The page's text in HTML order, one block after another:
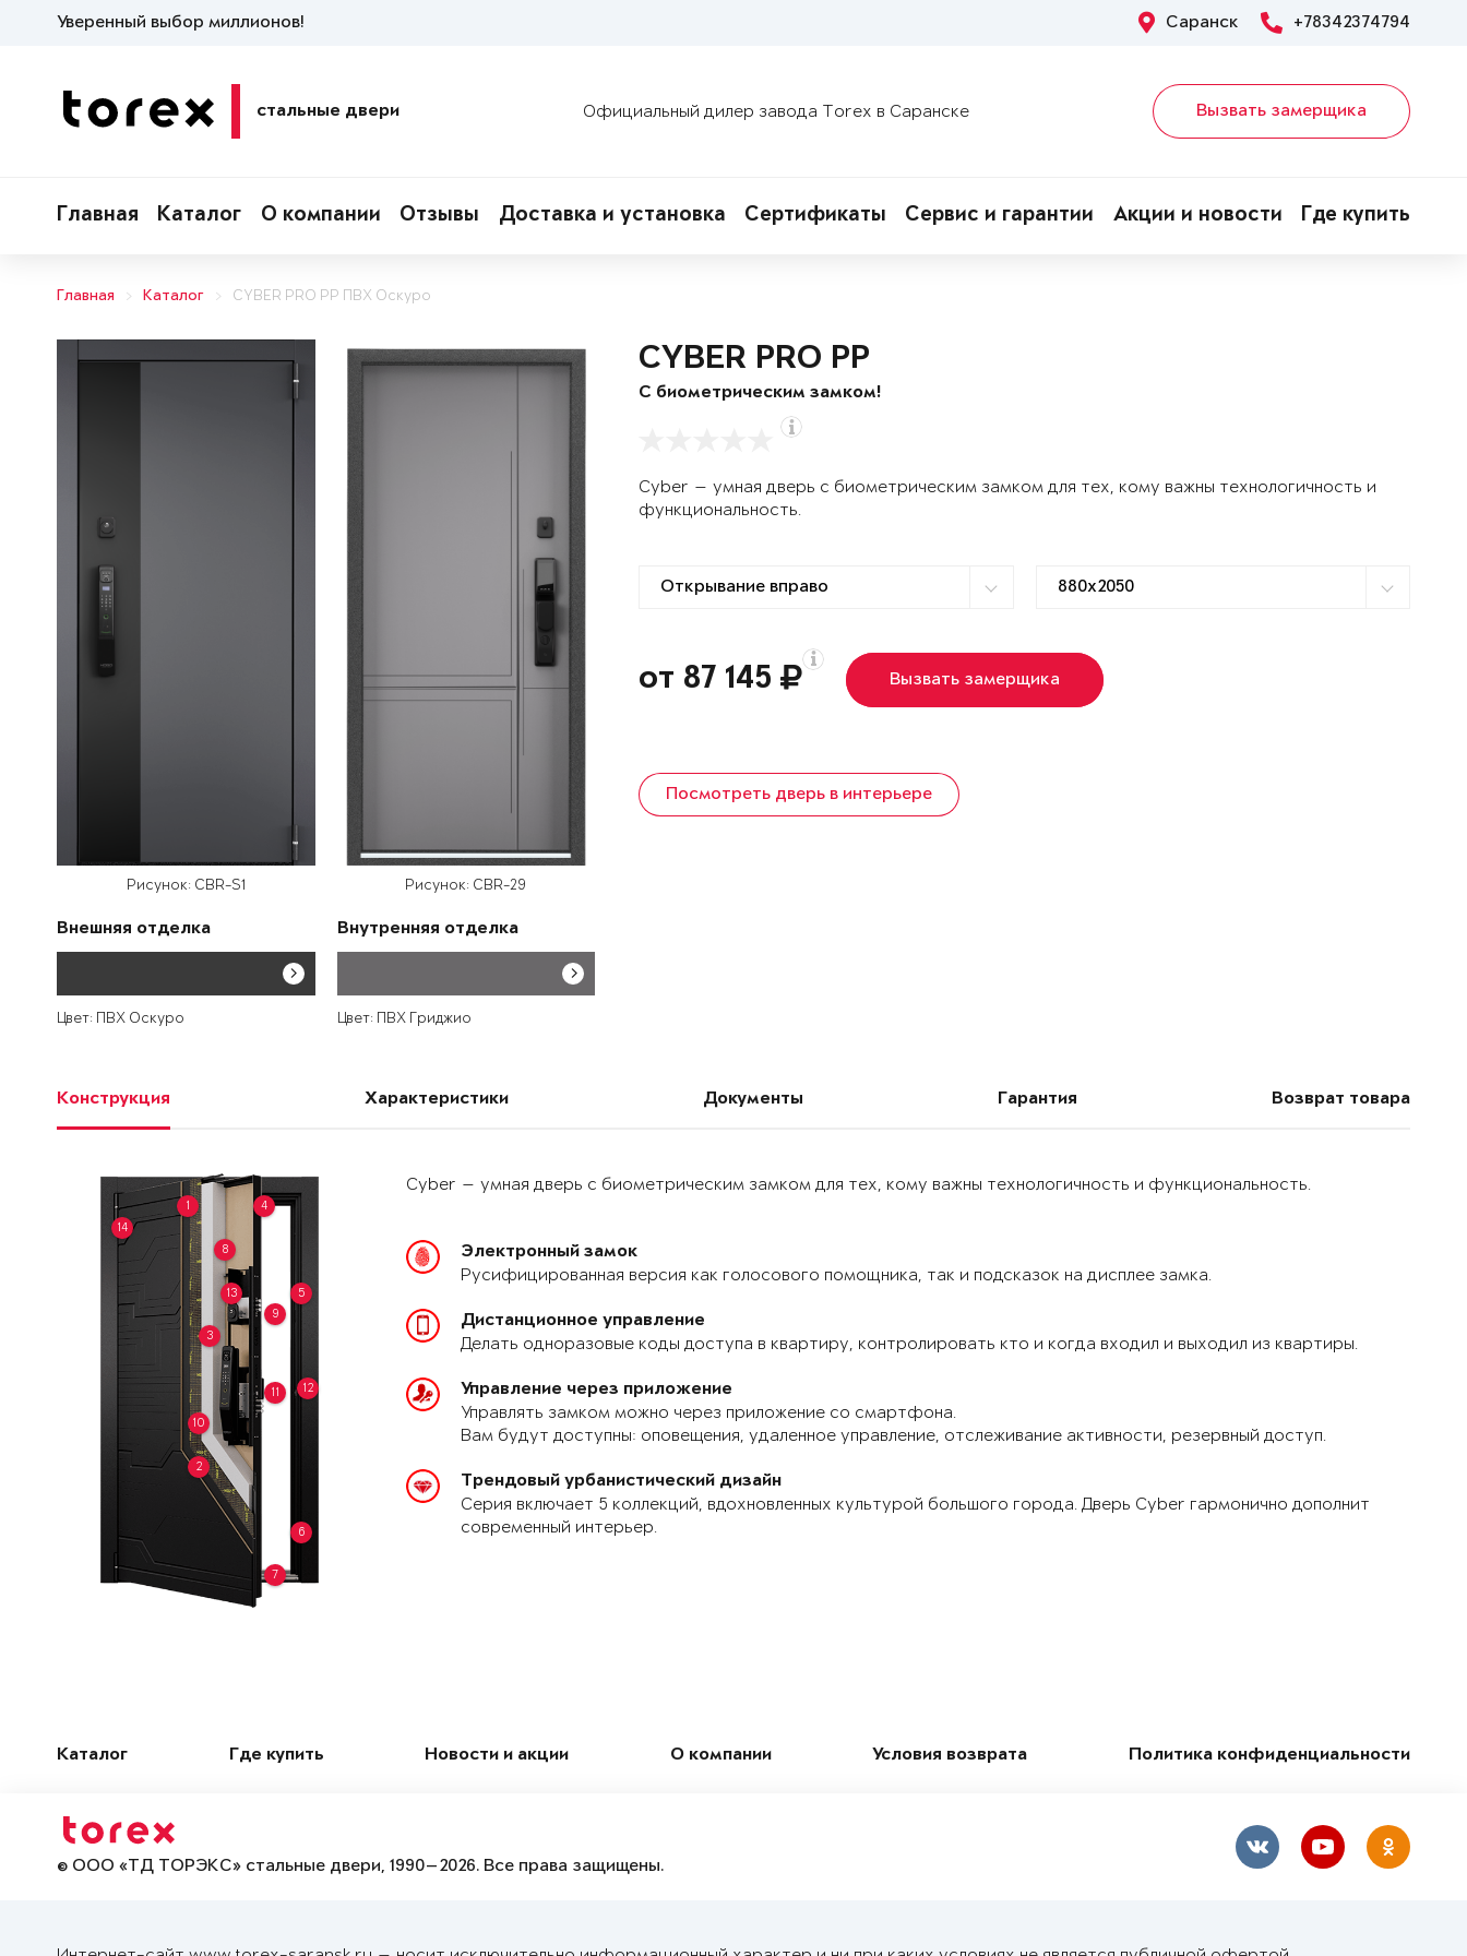
Уверенный выбор миллионов! Саранск +78342374794
стальные двери Официальный дилер завода Torex в Саранске Вызвать замерщика
Главная Каталог О компании Отзывы Доставка и установка Сертификаты Сервис и гарантии Акции и новости Где купить
Главная Каталог CYBER PRO PP ПВХ Оскуро
Рисунок: CBR-S1
Внешняя отделка
Цвет: ПВХ Оскуро
Рисунок: CBR-29
Внутренняя отделка
Цвет: ПВХ Гриджио
CYBER PRO PP
С биометрическим замком!
Cyber — умная дверь с биометрическим замком для тех, кому важны технологичность и
функциональность.
от 87 145 Вызвать замерщика
Посмотреть дверь в интерьере
Конструкция Характеристики Документы Гарантия Возврат товара
1
2
3
4
5
6
7
8
9
10
11 12
13
14
Cyber — умная дверь с биометрическим замком для тех, кому важны технологичность и функциональность.
Электронный замок
Русифицированная версия как голосового помощника, так и подсказок на дисплее замка.
Дистанционное управление
Делать одноразовые коды доступа в квартиру, контролировать кто и когда входил и выходил из квартиры.
Управление через приложение
Управлять замком можно через приложение со смартфона.
Вам будут доступны: оповещения, удаленное управление, отслеживание активности, резервный доступ.
Трендовый урбанистический дизайн
Серия включает 5 коллекций, вдохновленных культурой большого города. Дверь Cyber гармонично дополнит
современный интерьер.
Каталог Где купить Новости и акции О компании Условия возврата Политика конфиденциальности
© ООО «ТД ТОРЭКС» стальные двери, 1990—2026. Все права защищены.